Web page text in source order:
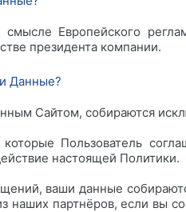
Европейского
президента компании.
Данные?
Сайтом, собираются
Пользователь
настоящей Политики.
ваши данные
наших партнёров, если вы